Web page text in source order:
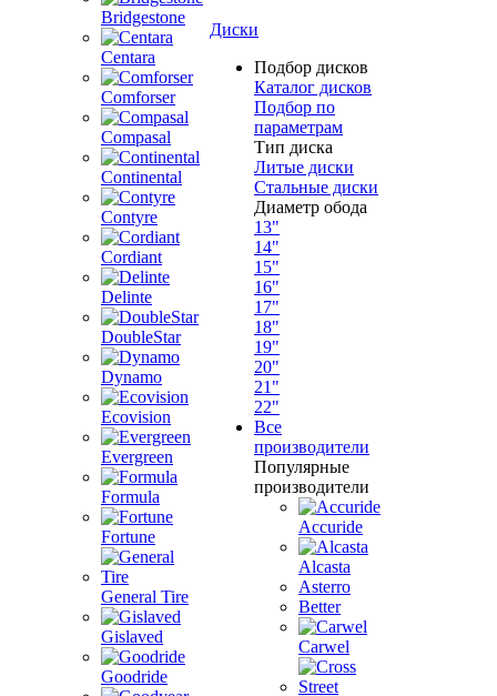
Bridgestone
Centara
Comforser
Compasal
Continental
Contyre
Cordiant
Delinte
DoubleStar
Dynamo
Ecovision
Evergreen
Formula
Fortune
General Tire
Gislaved
Goodride
Диски
Подбор дисков
Каталог дисков
Подбор по
параметрам
Тип диска
Литые диски
Стальные диски
Диаметр обода
13"
14"
15"
16"
17"
18"
19"
20"
21"
22"
Все
производители
Популярные
производители
Accuride
Alcasta
Asterro
Better
Carwel